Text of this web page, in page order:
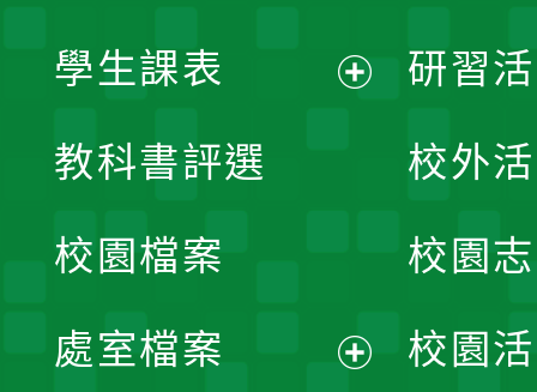
學生課表
單
教科書評選
校園檔案
處室檔案
研習
校外
校園
校園